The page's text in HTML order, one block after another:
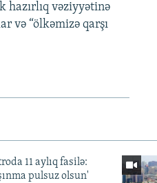
vəziyyətinə
və “ölkəmizə qarşı
11 aylıq fasilə:
pulsuz olsun'